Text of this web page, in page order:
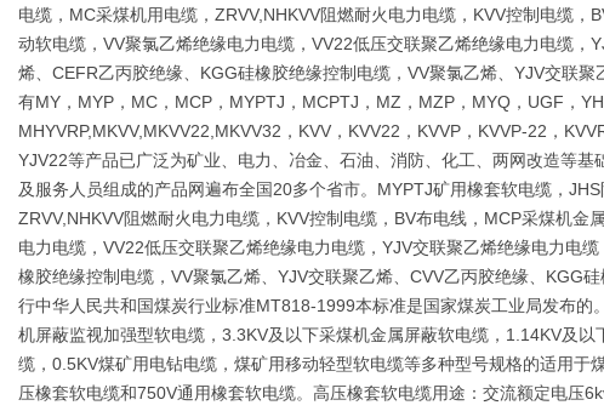
电缆，MC采煤机用电缆，ZRVV,NHKVV阻燃耐火电力电缆，KVV控制电缆
动软电缆，VV聚氯乙烯绝缘电力电缆，VV22低压交联聚乙烯绝缘电力电缆，
烯、CEFR乙丙胶绝缘、KGG硅橡胶绝缘控制电缆，VV聚氯乙烯、YJV交联
有MY，MYP，MC，MCP，MYPTJ，MCPTJ，MZ，MZP，MYQ，UGF，
MHYVRP,MKVV,MKVV22,MKVV32，KVV，KVV22，KVVP，KVVP-22，
YJV22等产品已广泛为矿业、电力、冶金、石油、消防、化工、两网改造等
及服务人员组成的产品网遍布全国20多个省市。MYPTJ矿用橡套软电缆，
ZRVV,NHKVV阻燃耐火电力电缆，KVV控制电缆，BV布电线，MCP采煤机
电力电缆，VV22低压交联聚乙烯绝缘电力电缆，YJV交联聚乙烯绝缘电力电
橡胶绝缘控制电缆，VV聚氯乙烯、YJV交联聚乙烯、CVV乙丙胶绝缘、KGG
行中华人民共和国煤炭行业标准MT818-1999本标准是国家煤炭工业局发布
机屏蔽监视加强型软电缆，3.3KV及以下采煤机金属屏蔽软电缆，1.14KV及
缆，0.5KV煤矿用电钻电缆，煤矿用移动轻型软电缆等多种型号规格的适用
压橡套软电缆和750V通用橡套软电缆。高压橡套软电缆用途：交流额定电压